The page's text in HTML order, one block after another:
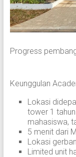
Progress
Keunggulan
Lokasi
tower 1
mahasiswa,
5 menit dari
Lokasi
Limited unit